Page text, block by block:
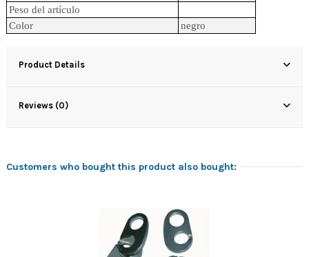
Peso del artículo
Color
negro
Product Details
Reviews (0)
Customers who bought this product also bought: